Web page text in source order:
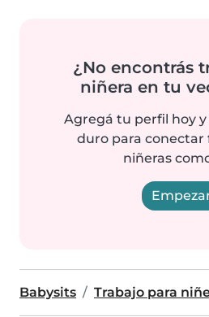
¿No encontrás
niñera en tu
Agregá tu perfil hoy
duro para conectar
niñeras
Babysits Trabajo para